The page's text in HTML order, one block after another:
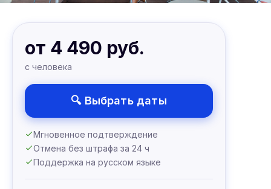
от 4 490 руб.
с человека
🔍 Выбрать даты
Мгновенное подтверждение
Отмена без штрафа за 24 ч
Поддержка на русском языке